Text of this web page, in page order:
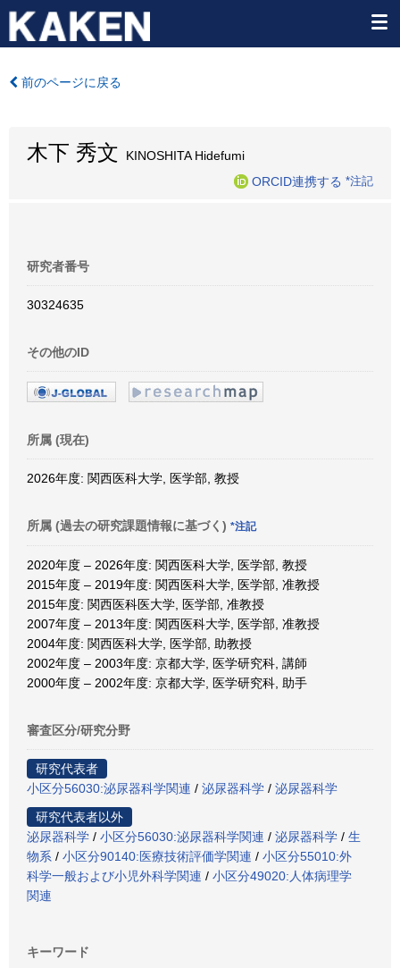
前のページに戻る
木下 秀文 KINOSHITA Hidefumi
ORCID連携する *注記
研究者番号
30324635
その他のID
所属 (現在)
2026年度: 関西医科大学, 医学部, 教授
所属 (過去の研究課題情報に基づく) *注記
2020年度 – 2026年度: 関西医科大学, 医学部, 教授
2015年度 – 2019年度: 関西医科大学, 医学部, 准教授
2015年度: 関西医科医大学, 医学部, 准教授
2007年度 – 2013年度: 関西医科大学, 医学部, 准教授
2004年度: 関西医科大学, 医学部, 助教授
2002年度 – 2003年度: 京都大学, 医学研究科, 講師
2000年度 – 2002年度: 京都大学, 医学研究科, 助手
審査区分/研究分野
研究代表者
小区分56030:泌尿器科学関連 / 泌尿器科学 / 泌尿器科学
研究代表者以外
泌尿器科学 / 小区分56030:泌尿器科学関連 / 泌尿器科学 / 生
物系 / 小区分90140:医療技術評価学関連 / 小区分55010:外
科学一般および小児外科学関連 / 小区分49020:人体病理学
関連
キーワード